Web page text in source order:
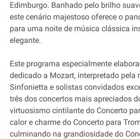
Edimburgo. Banhado pelo brilho
este cenário majestoso oferece o
para uma noite de música clássica
elegante.
Este programa especialmente
dedicado a Mozart, interpretado pela
Sinfonietta e solistas convidados
três dos concertos mais apreciados
virtuosismo cintilante do Concerto
calor e charme do Concerto para
culminando na grandiosidade do